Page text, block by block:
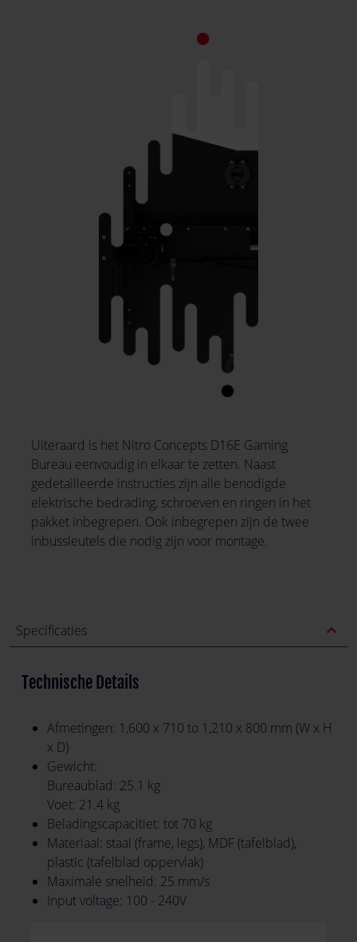
Uiteraard is het Nitro Concepts D16E Gaming
Bureau eenvoudig in elkaar te zetten. Naast
gedetailleerde instructies zijn alle benodigde
elektrische bedrading, schroeven en ringen in het
pakket inbegrepen. Ook inbegrepen zijn de twee
inbussleutels die nodig zijn voor montage.
Specificaties expand_less
Technische Details
Afmetingen: 1,600 x 710 to 1,210 x 800 mm (W x H
x D)
Gewicht:
Bureaublad: 25.1 kg
Voet: 21.4 kg
Beladingscapacitiet: tot 70 kg
Materiaal: staal (frame, legs), MDF (tafelblad),
plastic (tafelblad oppervlak)
Maximale snelheid: 25 mm/s
Input voltage: 100 - 240V